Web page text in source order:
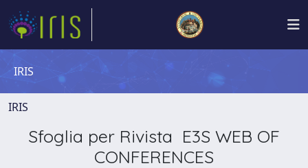
IRIS
IRIS
Sfoglia per Rivista E3S WEB OF
CONFERENCES